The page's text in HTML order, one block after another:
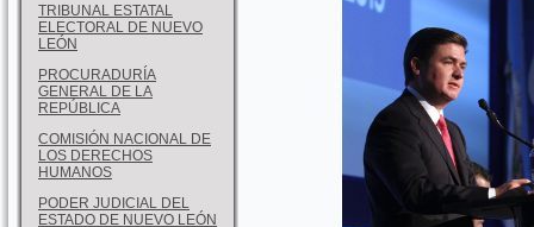
TRIBUNAL ESTATAL
ELECTORAL DE NUEVO
LEÓN
PROCURADURÍA
GENERAL DE LA
REPÚBLICA
COMISIÓN NACIONAL DE
LOS DERECHOS
HUMANOS
PODER JUDICIAL DEL
ESTADO DE NUEVO LEÓN